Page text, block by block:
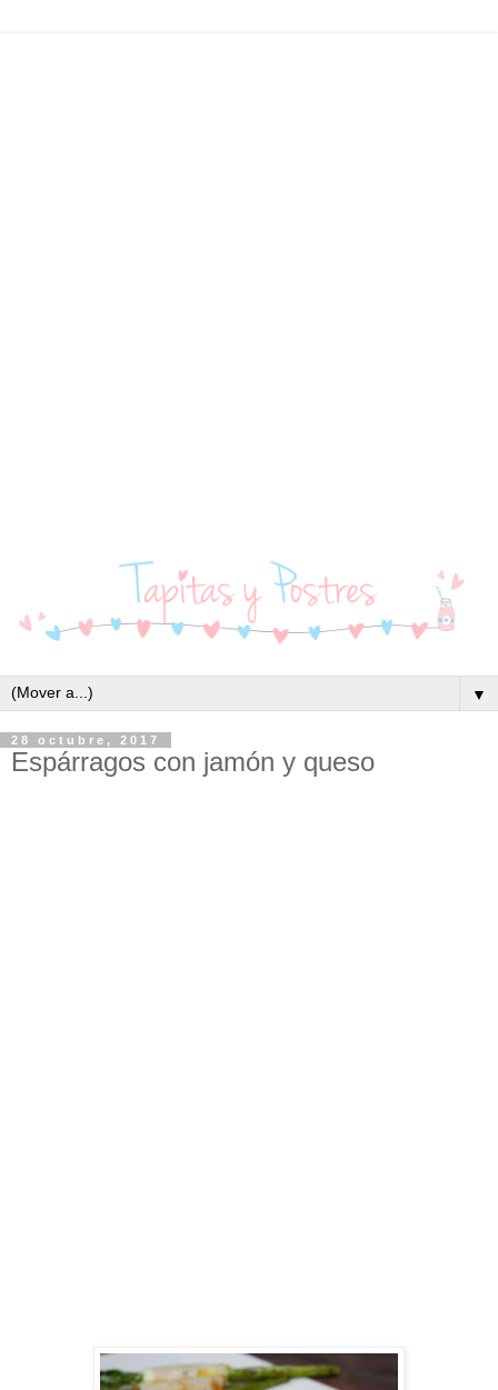
▼
28 octubre, 2017
Espárragos con jamón y queso